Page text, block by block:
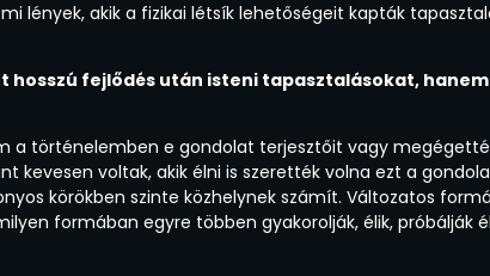
lények, akik a fizikai létsík lehetőségeit kapták
hosszú fejlődés után isteni tapasztalásokat,
a történelemben e gondolat terjesztőit vagy
kevesen voltak, akik élni is szerették volna ezt a
körökben szinte közhelynek számít. Változatos
formában egyre többen gyakorolják, élik, próbálják